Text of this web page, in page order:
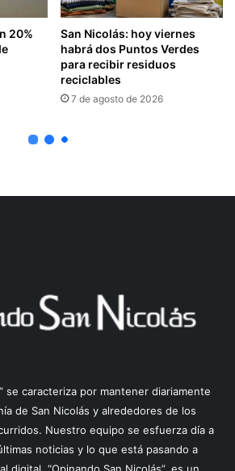
se caracteriza por mantener diariamente
de San Nicolás y alrededores de los
Nuestro equipo se esfuerza día a
noticias y lo que está pasando a
digital. “Opinando San Nicolás”, es un